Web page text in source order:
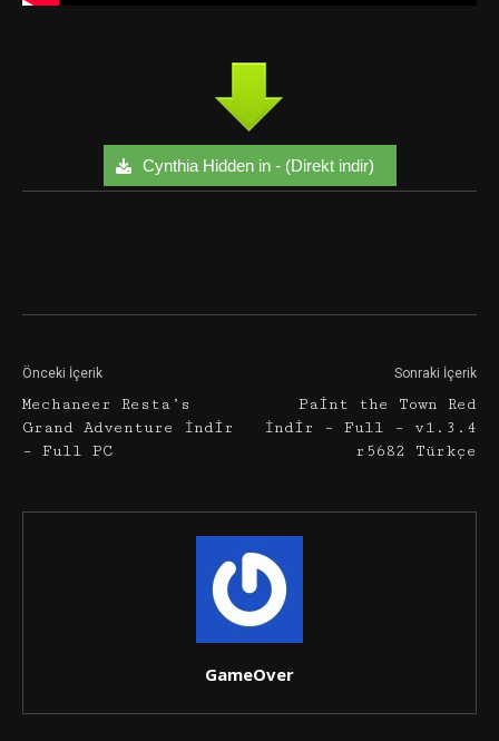
Cynthia Hidden in - (Direkt indir)
Önceki İçerik
Mechaneer Resta’s
Grand Adventure İndir
– Full PC
Sonraki İçerik
Paint the Town Red
İndir – Full – v1.3.4
r5682 Türkçe
GameOver